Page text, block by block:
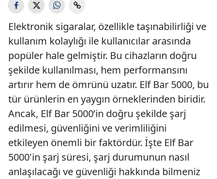
Elektronik sigaralar, özellikle taşınabilirliği ve
kullanım kolaylığı ile kullanıcılar arasında
popüler hale gelmiştir. Bu cihazların doğru
şekilde kullanılması, hem performansını
artırır hem de ömrünü uzatır. Elf Bar 5000, bu
tür ürünlerin en yaygın örneklerinden biridir.
Ancak, Elf Bar 5000’in doğru şekilde şarj
edilmesi, güvenliğini ve verimliliğini
etkileyen önemli bir faktördür. İşte Elf Bar
5000'in şarj süresi, şarj durumunun nasıl
anlaşılacağı ve güvenliği hakkında bilmeniz